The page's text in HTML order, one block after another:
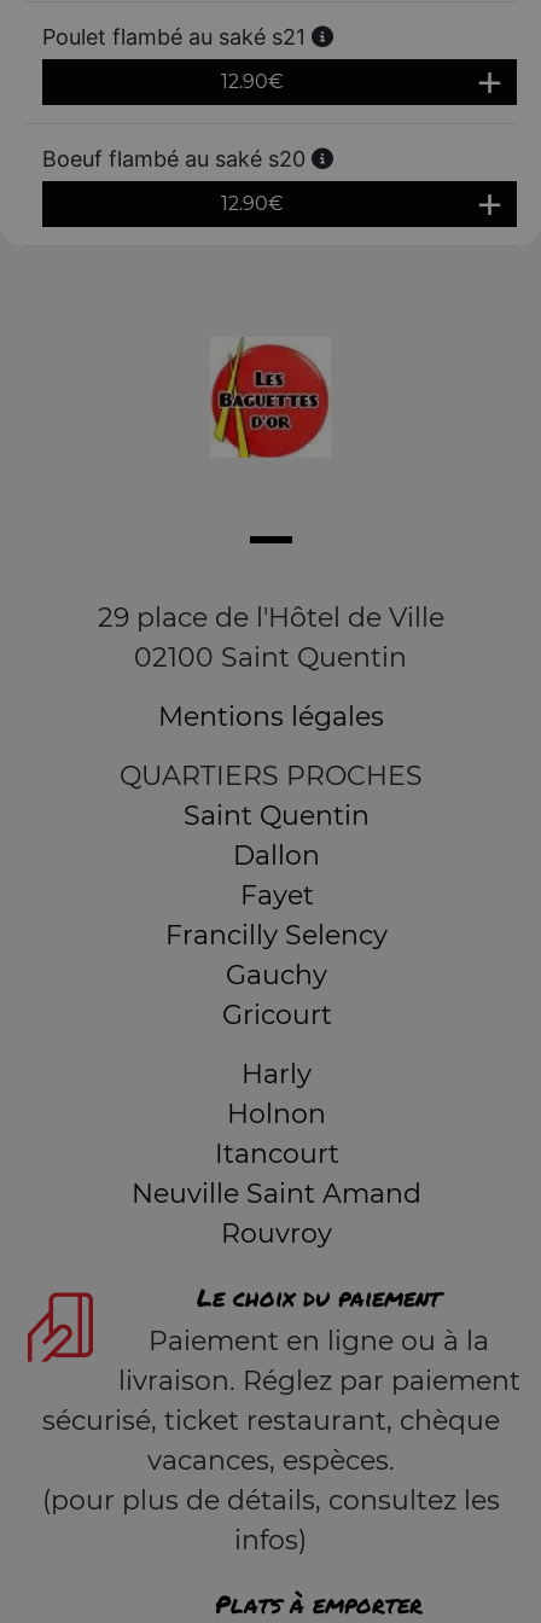
Poulet flambé au saké s21
12.90€
Boeuf flambé au saké s20
12.90€
29 place de l'Hôtel de Ville
02100 Saint Quentin
Mentions légales
QUARTIERS PROCHES
Saint Quentin
Dallon
Fayet
Francilly Selency
Gauchy
Gricourt
Harly
Holnon
Itancourt
Neuville Saint Amand
Rouvroy
Le choix du paiement
Paiement en ligne ou à la
livraison. Réglez par paiement
sécurisé, ticket restaurant, chèque
vacances, espèces.
(pour plus de détails, consultez les
infos)
Plats à emporter